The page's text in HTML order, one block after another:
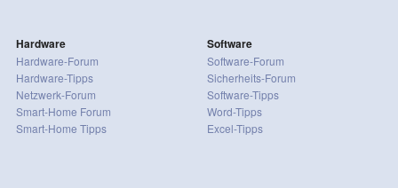
Hardware
Hardware-Forum
Hardware-Tipps
Netzwerk-Forum
Smart-Home Forum
Smart-Home Tipps
Software
Software-Forum
Sicherheits-Forum
Software-Tipps
Word-Tipps
Excel-Tipps